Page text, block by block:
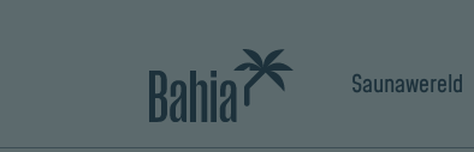
Saunawereld